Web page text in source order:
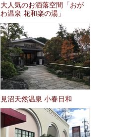
大人気のお洒落空間「おが
わ温泉 花和楽の湯」
見沼天然温泉 小春日和